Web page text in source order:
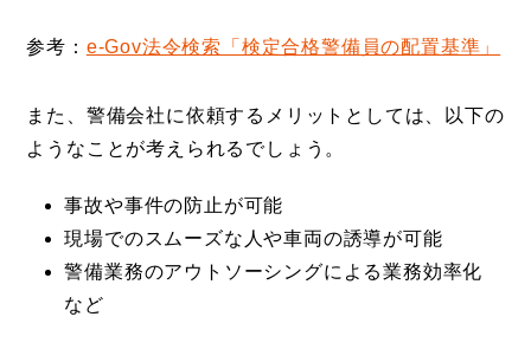
参考： e-Gov法令検索「検定合格警備員の配置基準」
また、警備会社に依頼するメリットとしては、以下の
ようなことが考えられるでしょう。
事故や事件の防止が可能
現場でのスムーズな人や車両の誘導が可能
警備業務のアウトソーシングによる業務効率化
など